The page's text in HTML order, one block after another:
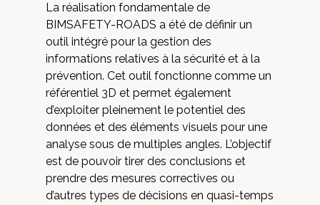
La réalisation fondamentale de
BIMSAFETY-ROADS a été de définir un
outil intégré pour la gestion des
informations relatives à la sécurité et à la
prévention. Cet outil fonctionne comme un
référentiel 3D et permet également
d’exploiter pleinement le potentiel des
données et des éléments visuels pour une
analyse sous de multiples angles. L’objectif
est de pouvoir tirer des conclusions et
prendre des mesures correctives ou
d’autres types de décisions en quasi-temps